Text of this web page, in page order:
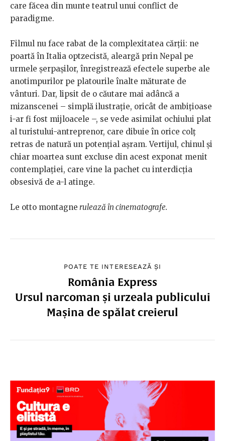
care făcea din munte teatrul unui conflict de
paradigme.
Filmul nu face rabat de la complexitatea cărții: ne
poartă în Italia optzecistă, aleargă prin Nepal pe
urmele șerpașilor, înregistrează efectele superbe ale
anotimpurilor pe platourile înalte măturate de
vânturi. Dar, lipsit de o căutare mai adâncă a
mizanscenei – simplă ilustrație, oricât de ambițioase
i-ar fi fost mijloacele –, se vede asimilat ochiului plat
al turistului-antreprenor, care dibuie în orice colț
retras de natură un potențial așram. Vertijul, chinul și
chiar moartea sunt excluse din acest exponat menit
contemplației, care vine la pachet cu interdicția
obsesivă de a-l atinge.
Le otto montagne rulează în cinematografe.
POATE TE INTERESEAZĂ ȘI
România Express
Ursul narcoman și urzeala publicului
Mașina de spălat creierul